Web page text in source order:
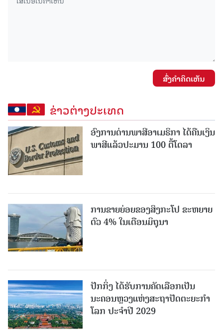
ສົ່ງຄໍາຄິດເຫັນ
ຂ່າວຕ່າງປະເທດ
ອົງການດ່ານພາສີອາເມຣິກາ ໄດ້ຄືນເງິນ
ພາສີແລ້ວປະມານ 100 ຕື້ໂດລາ
ການຂາຍຍ່ອຍຂອງສິງກະໂປ ຂະຫຍາຍ
ຕົວ 4% ໃນເດືອນມິຖຸນາ
ປັກກິ່ງ ໄດ້ຮັບການຄັດເລືອກເປັນ
ນະຄອນຫຼວງແຫ່ງສະຖາປັດຕະຍະກຳ
ໂລກ ປະຈຳປີ 2029